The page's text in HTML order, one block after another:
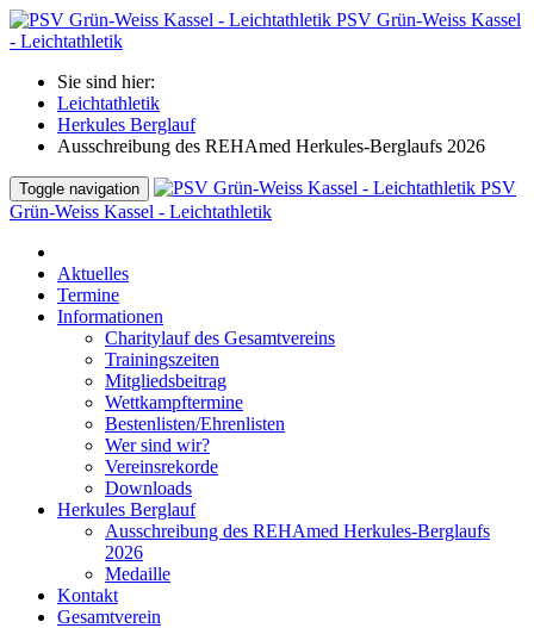
PSV Grün-Weiss Kassel
- Leichtathletik
Sie sind hier:
Leichtathletik
Herkules Berglauf
Ausschreibung des REHAmed Herkules-Berglaufs 2026
Toggle navigation
PSV
Grün-Weiss Kassel - Leichtathletik
Aktuelles
Termine
Informationen
Charitylauf des Gesamtvereins
Trainingszeiten
Mitgliedsbeitrag
Wettkampftermine
Bestenlisten/Ehrenlisten
Wer sind wir?
Vereinsrekorde
Downloads
Herkules Berglauf
Ausschreibung des REHAmed Herkules-Berglaufs
2026
Medaille
Kontakt
Gesamtverein